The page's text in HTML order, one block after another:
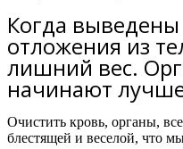
Когда
отложения из
лишний вес.
начинают
Очистить кровь, органы,
блестящей и веселой, что